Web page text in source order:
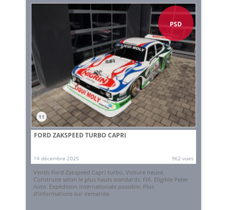
PSD
11
FORD ZAKSPEED TURBO CAPRI
14 décembre 2025 962 vues
Vends Ford Zakspeed Capri turbo. Voiture neuve.
Construite selon le plus hauts standards. FIA. Eligible Peter
Auto. Expédition internationale possible. Plus
d'informations sur demande.